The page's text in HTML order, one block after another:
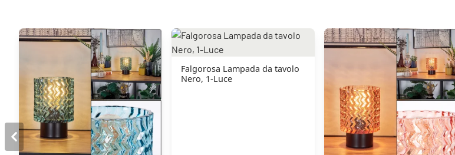
Falgorosa Lampada da tavolo
Nero, 1-Luce